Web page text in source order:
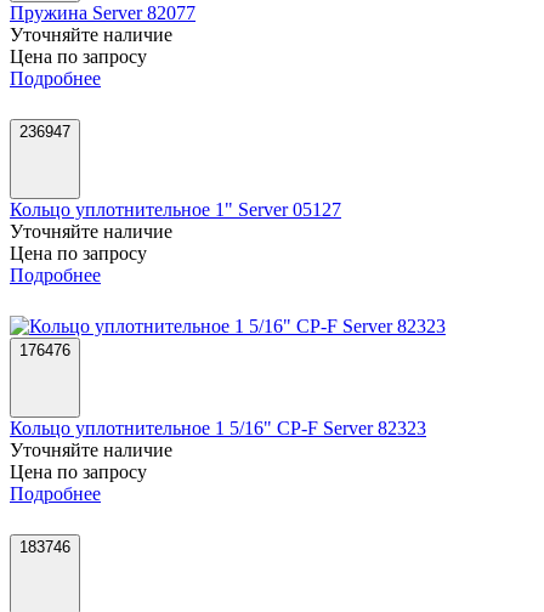
Пружина Server 82077
Уточняйте наличие
Цена по запросу
Подробнее
236947
Кольцо уплотнительное 1" Server 05127
Уточняйте наличие
Цена по запросу
Подробнее
176476
Кольцо уплотнительное 1 5/16" CP-F Server 82323
Уточняйте наличие
Цена по запросу
Подробнее
183746